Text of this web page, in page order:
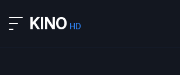
KINO HD